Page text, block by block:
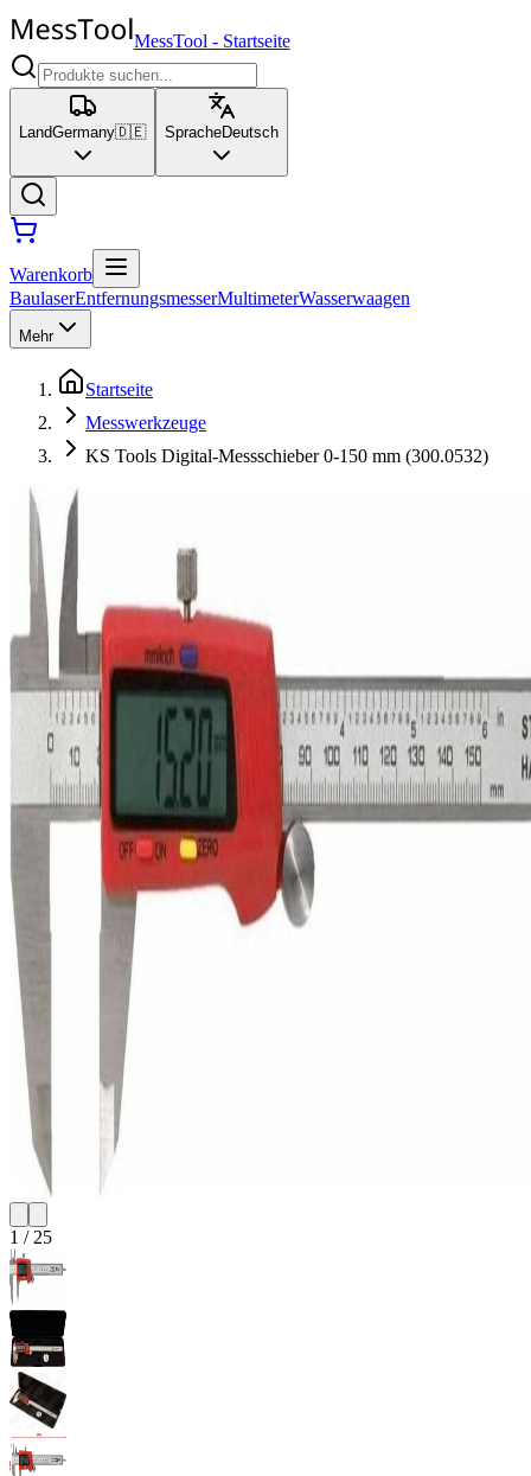
MessTool - Startseite
LandGermany🇩🇪 SpracheDeutsch
Warenkorb
BaulaserEntfernungsmesserMultimeterWasserwaagen
Mehr
Startseite
Messwerkzeuge
KS Tools Digital-Messschieber 0-150 mm (300.0532)
1 / 25